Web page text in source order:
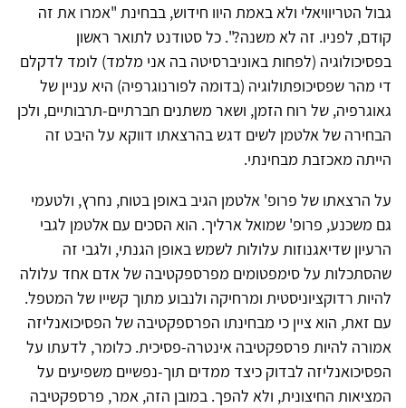
גבול הטריוויאלי ולא באמת היוו חידוש, בבחינת "אמרו את זה
קודם, לפניו. זה לא משנה?". כל סטודנט לתואר ראשון
בפסיכולוגיה (לפחות באוניברסיטה בה אני מלמד) לומד לדקלם
די מהר שפסיכופתולוגיה (בדומה לפורנוגרפיה) היא עניין של
גאוגרפיה, של רוח הזמן, ושאר משתנים חברתיים-תרבותיים, ולכן
הבחירה של אלטמן לשים דגש בהרצאתו דווקא על היבט זה
הייתה מאכזבת מבחינתי.
על הרצאתו של פרופ' אלטמן הגיב באופן בטוח, נחרץ, ולטעמי
גם משכנע, פרופ' שמואל ארליך. הוא הסכים עם אלטמן לגבי
הרעיון שדיאגנוזות עלולות לשמש באופן הגנתי, ולגבי זה
שהסתכלות על סימפטומים מפרספקטיבה של אדם אחד עלולה
להיות רדוקציוניסטית ומרחיקה ולנבוע מתוך קשייו של המטפל.
עם זאת, הוא ציין כי מבחינתו הפרספקטיבה של הפסיכואנליזה
אמורה להיות פרספקטיבה אינטרה-פסיכית. כלומר, לדעתו על
הפסיכואנליזה לבדוק כיצד ממדים תוך-נפשיים משפיעים על
המציאות החיצונית, ולא להפך. במובן הזה, אמר, פרספקטיבה